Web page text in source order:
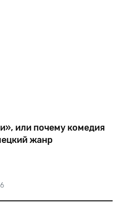
или почему комедия
жанр
евреи, потерявшие
но после освобождения